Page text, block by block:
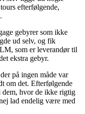
efterfølgende,
gebyrer som ikke
ud selv, og fik
som er leverandør til
ekstra gebyr.
på ingen måde var
om det. Efterfølgende
dem, hvor de ikke rigtig
lad endelig være med